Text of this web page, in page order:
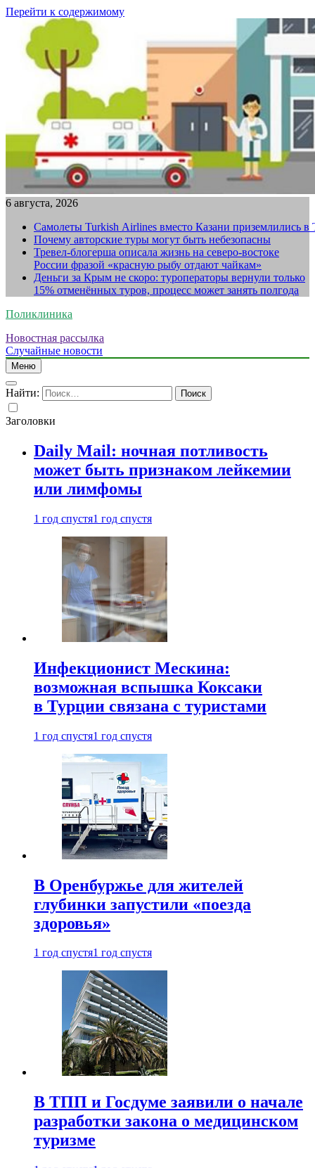
Перейти к содержимому
6 августа, 2026
Самолеты Turkish Airlines вместо Казани приземлились в
Почему авторские туры могут быть небезопасны
Тревел-блогерша описала жизнь на северо-востоке
России фразой «красную рыбу отдают чайкам»
Деньги за Крым не скоро: туроператоры вернули только
15% отменённых туров, процесс может занять полгода
Поликлиника
Новостная рассылка
Случайные новости
Меню
Найти:
Заголовки
Daily Mail: ночная потливость
может быть признаком лейкемии
или лимфомы
1 год спустя1 год спустя
Инфекционист Мескина:
возможная вспышка Коксаки
в Турции связана с туристами
1 год спустя1 год спустя
В Оренбуржье для жителей
глубинки запустили «поезда
здоровья»
1 год спустя1 год спустя
В ТПП и Госдуме заявили о начале
разработки закона о медицинском
туризме